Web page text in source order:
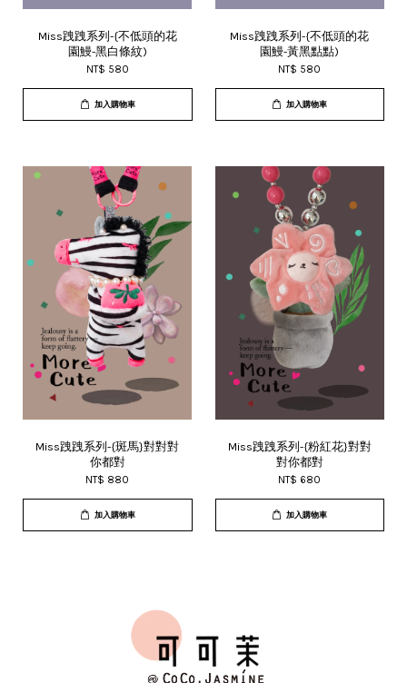
Miss跩跩系列-{不低頭的花
園鰻-黑白條紋)
NT$ 580
加入購物車
Miss跩跩系列-{不低頭的花
園鰻-黃黑點點)
NT$ 580
加入購物車
Miss跩跩系列-{斑馬}對對對
你都對
NT$ 880
加入購物車
Miss跩跩系列-{粉紅花}對對
對你都對
NT$ 680
加入購物車